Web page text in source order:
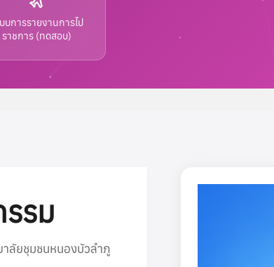
กาศผลการคัดเลือกพนักงา
รตำแหน่ง เจ้าหน้าที่บริหารง
ระกาศผลการคัดเลือกพนัก
บการรายงานการไป
ราชการ (ทดสอบ)
รม
าลัยชุมชนหนองบัวลำภู